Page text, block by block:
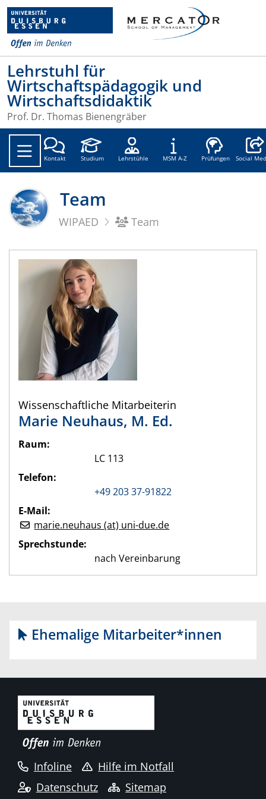
Lehrstuhl für
Wirtschaftspädagogik und
Wirtschaftsdidaktik
Prof. Dr. Thomas Bienengräber
Kontakt Studium Lehrstühle MSM A-Z Prüfungen Social
Team
WIPAED Team
Wissenschaftliche Mitarbeiterin
Marie Neuhaus, M. Ed.
Raum:
LC 113
Telefon:
+49 203 37-91822
E-Mail:
marie.neuhaus (at) uni-due.de
Sprechstunde:
nach Vereinbarung
Ehemalige Mitarbeiter*innen
Infoline
Hilfe im Notfall
Datenschutz
Sitemap